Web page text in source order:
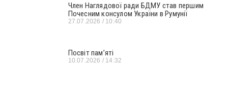
Член Наглядової ради БДМУ став першим
Почесним консулом України в Румунії
27.07.2026 10:40
Посвіт пам’яті
10.07.2026 14:32